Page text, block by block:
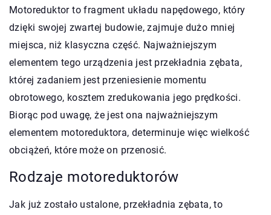
Motoreduktor to fragment układu napędowego, który
dzięki swojej zwartej budowie, zajmuje dużo mniej
miejsca, niż klasyczna część. Najważniejszym
elementem tego urządzenia jest przekładnia zębata,
której zadaniem jest przeniesienie momentu
obrotowego, kosztem zredukowania jego prędkości.
Biorąc pod uwagę, że jest ona najważniejszym
elementem motoreduktora, determinuje więc wielkość
obciążeń, które może on przenosić.
Rodzaje motoreduktorów
Jak już zostało ustalone, przekładnia zębata, to